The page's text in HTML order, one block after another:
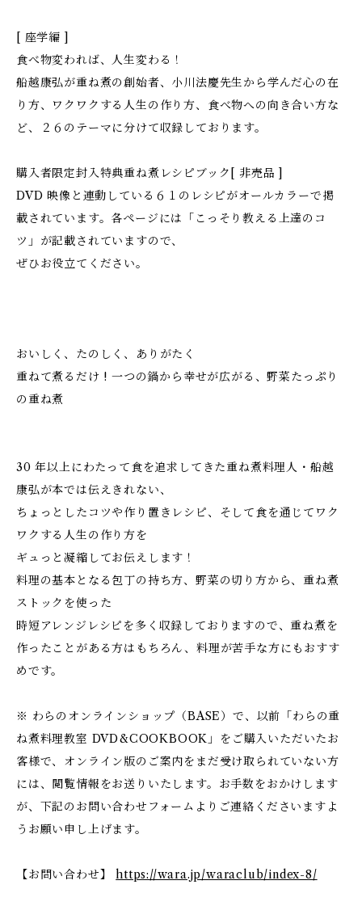
[ 座学編 ]
食べ物変われば、人生変わる！
船越康弘が重ね煮の創始者、小川法慶先生から学んだ心の在
り方、ワクワクする人生の作り方、食べ物への向き合い方な
ど、２６のテーマに分けて収録しております。
購入者限定封入特典重ね煮レシピブック[ 非売品 ]
DVD 映像と連動している６１のレシピがオールカラーで掲
載されています。各ページには「こっそり教える上達のコ
ツ」が記載されていますので、
ぜひお役立てください。
おいしく、たのしく、ありがたく
重ねて煮るだけ ! 一つの鍋から幸せが広がる、野菜たっぷり
の重ね煮
30 年以上にわたって食を追求してきた重ね煮料理人・船越
康弘が本では伝えきれない、
ちょっとしたコツや作り置きレシピ、そして食を通じてワク
ワクする人生の作り方を
ギュっと凝縮してお伝えします！
料理の基本となる包丁の持ち方、野菜の切り方から、重ね煮
ストックを使った
時短アレンジレシピを多く収録しておりますので、重ね煮を
作ったことがある方はもちろん、料理が苦手な方にもおすす
めです。
※ わらのオンラインショップ（BASE）で、以前「わらの重
ね煮料理教室 DVD&COOKBOOK」をご購入いただいたお
客様で、オンライン版のご案内をまだ受け取られていない方
には、閲覧情報をお送りいたします。お手数をおかけします
が、下記のお問い合わせフォームよりご連絡くださいますよ
うお願い申し上げます。
【お問い合わせ】https://wara.jp/waraclub/index-8/